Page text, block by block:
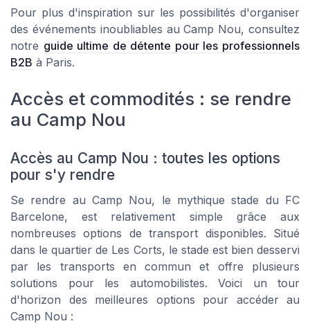
Pour plus d'inspiration sur les possibilités d'organiser
des événements inoubliables au Camp Nou, consultez
notre guide ultime de détente pour les professionnels
B2B à Paris.
Accès et commodités : se rendre
au Camp Nou
Accès au Camp Nou : toutes les options
pour s'y rendre
Se rendre au Camp Nou, le mythique stade du FC
Barcelone, est relativement simple grâce aux
nombreuses options de transport disponibles. Situé
dans le quartier de Les Corts, le stade est bien desservi
par les transports en commun et offre plusieurs
solutions pour les automobilistes. Voici un tour
d'horizon des meilleures options pour accéder au
Camp Nou :